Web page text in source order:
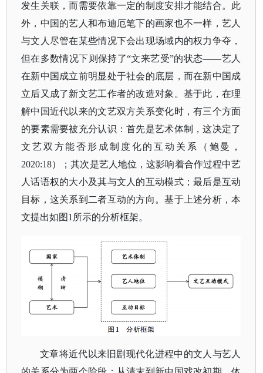
发生关联，而需要依靠一定的制度安排才能结合。此
外，中国的艺人和布迪厄笔下的画家也不一样，艺人
与文人尽管在某些情况下会出现场域内的权力争夺，
但在多数情况下则保持了“文来艺受”的状态——艺人
在新中国成立前明显处于社会的底层，而在新中国成
立后又成了新文艺工作者的改造对象。基于此，在理
解中国近代以来的文艺双方关系变化时，有三个方面
的要素需要被充分认识：首先是艺术体制，这决定了
文艺双方能否形成制度化的互动关系（鲍曼，
2020:18）；其次是艺人地位，这影响着合作过程中艺
人话语权的大小及其与文人的互动模式；最后是互动
目标，这关系到二者互动的方向。基于上述分析，本
文提出如图1所示的分析框架。
文章将近代以来旧剧现代化进程中的文人与艺人